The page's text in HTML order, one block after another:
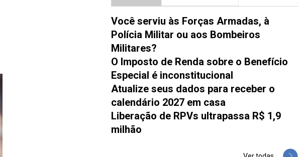
Você serviu às Forças Armadas, à
Polícia Militar ou aos Bombeiros
Militares?
O Imposto de Renda sobre o Benefício
Especial é inconstitucional
Atualize seus dados para receber o
calendário 2027 em casa
Liberação de RPVs ultrapassa R$ 1,9
milhão